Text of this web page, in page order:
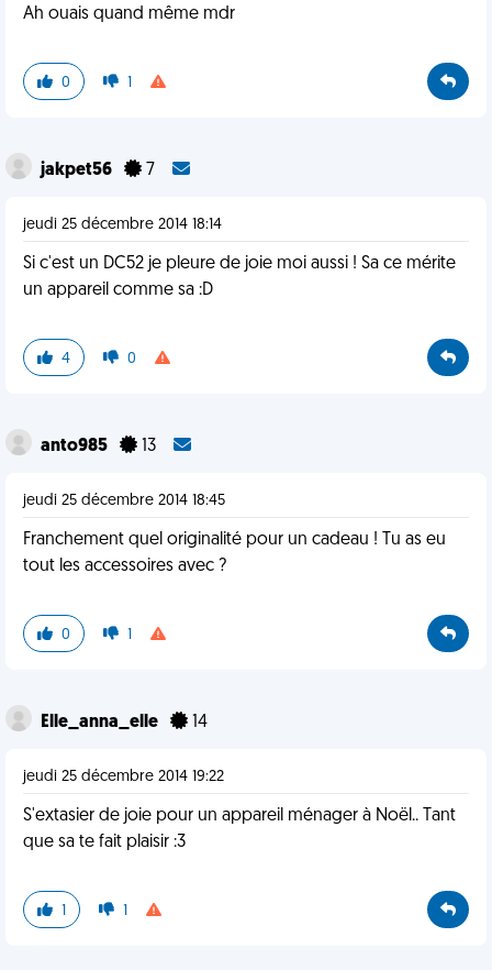
Ah ouais quand même mdr
0 1
jakpet56 7
jeudi 25 décembre 2014 18:14
Si c'est un DC52 je pleure de joie moi aussi ! Sa ce mérite
un appareil comme sa :D
4 0
anto985 13
jeudi 25 décembre 2014 18:45
Franchement quel originalité pour un cadeau ! Tu as eu
tout les accessoires avec ?
0 1
Elle_anna_elle 14
jeudi 25 décembre 2014 19:22
S'extasier de joie pour un appareil ménager à Noël.. Tant
que sa te fait plaisir :3
1 1